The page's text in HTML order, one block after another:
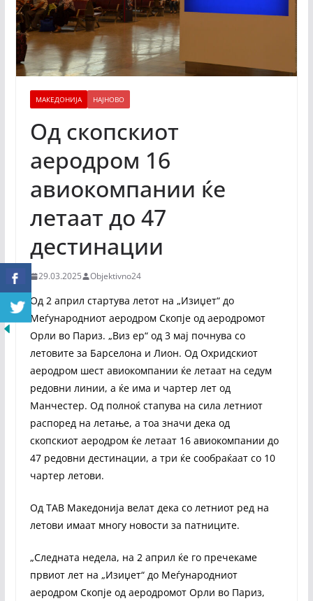
МАКЕДОНИЈА НАЈНОВО
Од скопскиот
аеродром 16
авиокомпании ќе
летаат до 47
дестинации
29.03.2025 Objektivno24
Oд 2 април стартува летот на „Изиџет“ до
Меѓународниот аеродром Скопје од аеродромот
Орли во Париз. „Виз ер“ од 3 мај почнува со
летовите за Барселона и Лион. Од Охридскиот
аеродром шест авиокомпании ќе летаат на седум
редовни линии, а ќе има и чартер лет од
Манчестер. Од полноќ стапува на сила летниот
распоред на летање, а тоа значи дека од
скопскиот аеродром ќе летаат 16 авиокомпании до
47 редовни дестинации, а три ќе сообраќаат со 10
чартер летови.
Од ТАВ Македонија велат дека со летниот ред на
летови имаат многу новости за патниците.
„Следната недела, на 2 април ќе го пречекаме
првиот лет на „Изиџет“ до Меѓународниот
аеродром Скопје од аеродромот Орли во Париз,